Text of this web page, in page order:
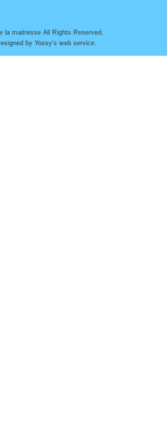
la maitresse All Rights Reserved.
by Yossy's web service.